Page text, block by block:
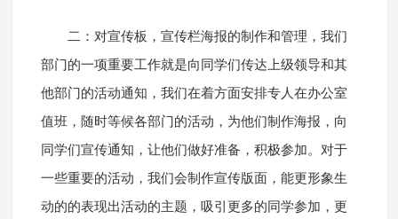
二：对宣传板，宣传栏海报的制作和管理，我们
部门的一项重要工作就是向同学们传达上级领导和其
他部门的活动通知，我们在着方面安排专人在办公室
值班，随时等候各部门的活动，为他们制作海报，向
同学们宣传通知，让他们做好准备，积极参加。对于
一些重要的活动，我们会制作宣传版面，能更形象生
动的的表现出活动的主题，吸引更多的同学参加，更